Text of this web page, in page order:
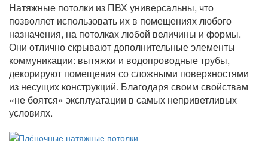
Натяжные потолки из ПВХ универсальны, что
позволяет использовать их в помещениях любого
назначения, на потолках любой величины и формы.
Они отлично скрывают дополнительные элементы
коммуникации: вытяжки и водопроводные трубы,
декорируют помещения со сложными поверхностями
из несущих конструкций. Благодаря своим свойствам
«не боятся» эксплуатации в самых неприветливых
условиях.